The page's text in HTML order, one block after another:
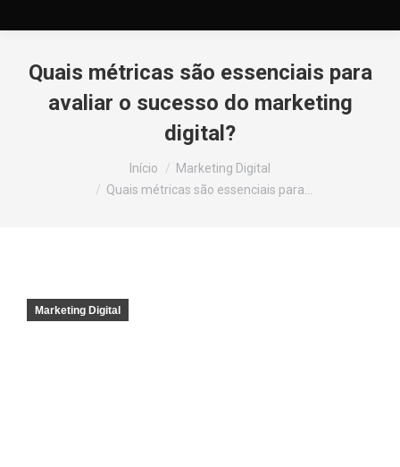
Quais métricas são essenciais para
avaliar o sucesso do marketing
digital?
Início
Marketing Digital
Quais métricas são essenciais para…
Marketing Digital